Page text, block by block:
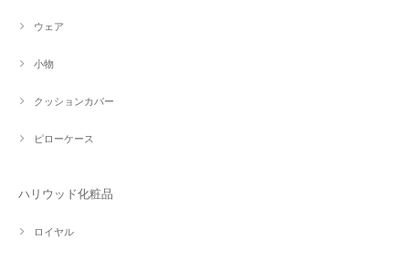
ウェア
小物
クッションカバー
ピローケース
ハリウッド化粧品
ロイヤル